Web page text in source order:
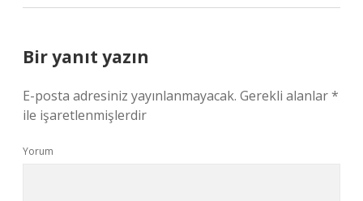
Bir yanıt yazın
E-posta adresiniz yayınlanmayacak. Gerekli alanlar*
ile işaretlenmişlerdir
Yorum